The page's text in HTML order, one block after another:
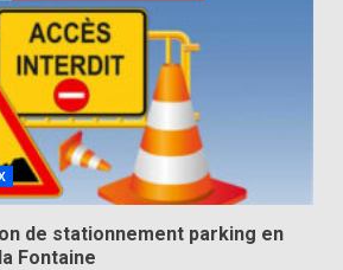
de stationnement parking en
Fontaine